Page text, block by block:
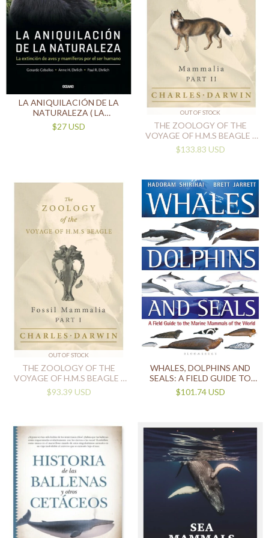
LA ANIQUILACIÓN DE LA
NATURALEZA ( LA
EXTINCIÓN DE AVES Y
MAMÍFEROS POR EL SER
$27 USD
OUT OF STOCK
THE ZOOLOGY OF THE
VOYAGE OF H.M.S BEAGLE -
PART II - MAMMALIA (IN
ENGLISH)
$133.83 USD
OUT OF STOCK
THE ZOOLOGY OF THE
VOYAGE OF H.M.S BEAGLE -
PART I - FOSSIL MAMMALIA
(IN ENGLISH)
$93.39 USD
WHALES, DOLPHINS AND
SEALS: A FIELD GUIDE TO
THE MARINE MAMMALS OF
THE WORLD (IN ENGLISH)
$101.74 USD